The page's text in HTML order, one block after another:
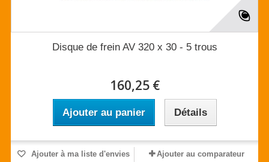
Disque de frein AV 320 x 30 - 5 trous
160,25 €
Ajouter au panier Détails
Ajouter à ma liste d'envies Ajouter au comparateur